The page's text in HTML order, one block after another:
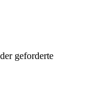
geforderte